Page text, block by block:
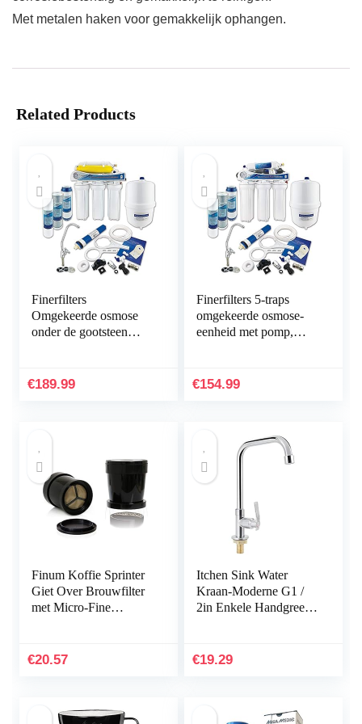
Met metalen haken voor gemakkelijk ophangen.
Related Products
Finerfilters
Omgekeerde osmose
onder de gootsteen
huishouden, verwijdert
€189.99
Finerfilters 5-traps
omgekeerde osmose-
eenheid met pomp,
€154.99
Finum Koffie Sprinter
Giet Over Brouwfilter
met Micro-Fine
Beker, Zwart
€20.57
Itchen Sink Water
Kraan-Moderne G1 /
2in Enkele Handgreep
Koudwaterkraan Thuis
€19.29